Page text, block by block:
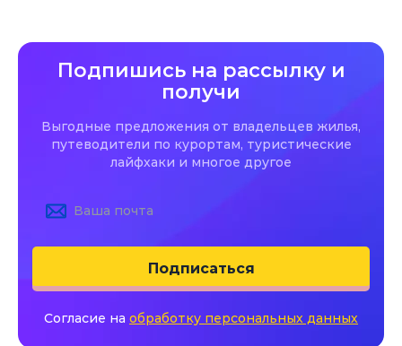
Подпишись на рассылку и
получи
Выгодные предложения от владельцев жилья,
путеводители по курортам, туристические
лайфхаки и многое другое
Подписаться
Согласие на обработку персональных данных